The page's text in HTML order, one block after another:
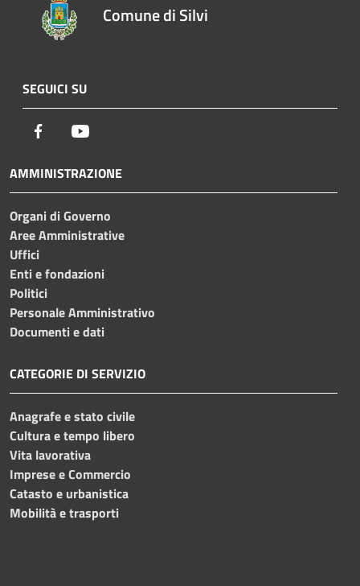
Comune di Silvi
SEGUICI SU
Facebook
AMMINISTRAZIONE
Organi di Governo
Aree Amministrative
Uffici
Enti e fondazioni
Politici
Personale Amministrativo
Documenti e dati
CATEGORIE DI SERVIZIO
Anagrafe e stato civile
Cultura e tempo libero
Vita lavorativa
Imprese e Commercio
Catasto e urbanistica
Mobilità e trasporti